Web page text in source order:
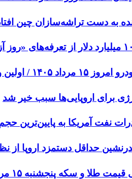
به دست تراشه‌سازان چین
بازار خودرو به کاهش ریسک‌های سیاسی + جدول
برای اروپایی‌ها سبب خیر شد
نفت آمریکا به پایین‌ترین حجم در ۸
حداقل دستمزد اروپا از
پنجشنبه ۱۵ مرداد ۱۴۰۵ / حمایت اونس از بازار طلا و سکه + جدول